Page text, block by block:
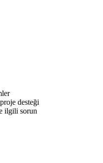
desteği
ilgili sorun